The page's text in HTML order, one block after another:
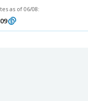
as of 06/08: